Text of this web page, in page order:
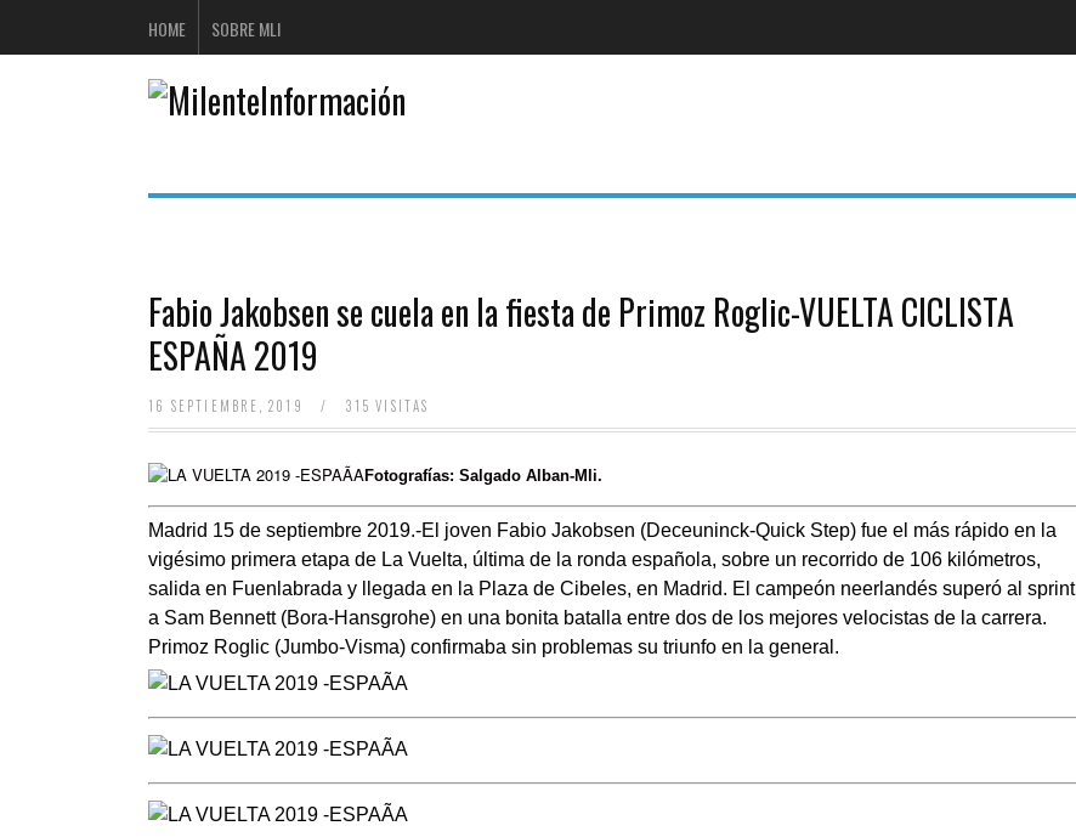
HOME SOBRE MLI
Fabio Jakobsen se cuela en la fiesta de Primoz Roglic-VUELTA CICLISTA
ESPAÑA 2019
16 SEPTIEMBRE, 2019 / 315 VISITAS
Fotografías: Salgado Alban-Mli.
Madrid 15 de septiembre 2019.-El joven Fabio Jakobsen (Deceuninck-Quick Step) fue el más rápido en la
vigésimo primera etapa de La Vuelta, última de la ronda española, sobre un recorrido de 106 kilómetros,
salida en Fuenlabrada y llegada en la Plaza de Cibeles, en Madrid. El campeón neerlandés superó al sprint
a Sam Bennett (Bora-Hansgrohe) en una bonita batalla entre dos de los mejores velocistas de la carrera.
Primoz Roglic (Jumbo-Visma) confirmaba sin problemas su triunfo en la general.